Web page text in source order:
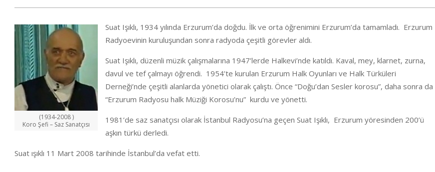
(1934-2008 )
Koro Şefi – Saz Sanatçısı
Suat Işıklı, 1934 yılında Erzurum’da doğdu. İlk ve orta öğrenimini Erzurum’da tamamladı. Erzurum
Radyoevinin kuruluşundan sonra radyoda çeşitli görevler aldı.
Suat Işıklı, düzenli müzik çalışmalarına 1947’lerde Halkevi’nde katıldı. Kaval, mey, klarnet, zurna,
davul ve tef çalmayı öğrendi. 1954’te kurulan Erzurum Halk Oyunları ve Halk Türküleri
Derneği’nde çeşitli alanlarda yönetici olarak çalıştı. Önce “Doğu’dan Sesler korosu”, daha sonra da
“Erzurum Radyosu halk Müziği Korosu’nu” kurdu ve yönetti.
1981’de saz sanatçısı olarak İstanbul Radyosu’na geçen Suat Işıklı, Erzurum yöresinden 200’ü
aşkın türkü derledi.
Suat ışıklı 11 Mart 2008 tarihinde İstanbul’da vefat etti.